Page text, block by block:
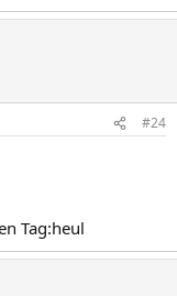
#24
Tag:heul